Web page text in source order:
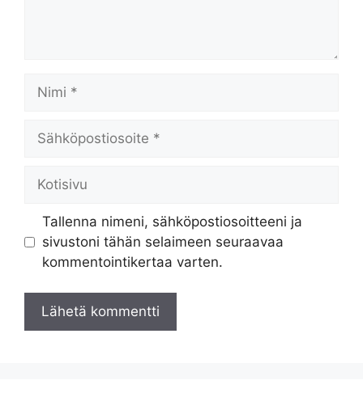
Tallenna nimeni, sähköpostiosoitteeni ja
sivustoni tähän selaimeen seuraavaa
kommentointikertaa varten.